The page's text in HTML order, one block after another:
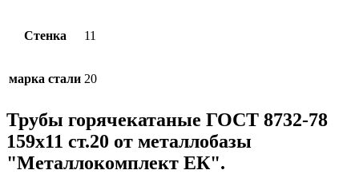
Стенка 11
марка стали 20
Трубы горячекатаные ГОСТ 8732-78
159x11 ст.20 от металлобазы
"Металлокомплект ЕК".